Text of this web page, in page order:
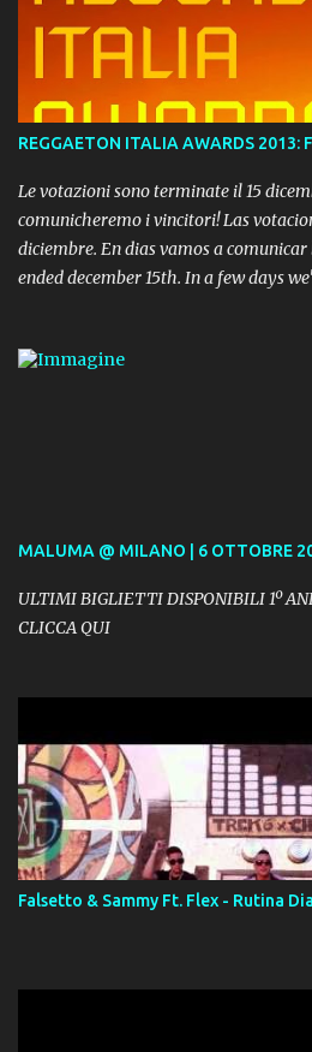
REGGAETON ITALIA AWARDS
Le votazioni sono terminate il 15
comunicheremo i vincitori! Las
diciembre. En dias vamos a
ended december 15th. In a few days
MALUMA @ MILANO | 6 OTTOBRE
ULTIMI BIGLIETTI DISPONIBILI 1º
CLICCA QUI
Falsetto & Sammy Ft. Flex - Rutina